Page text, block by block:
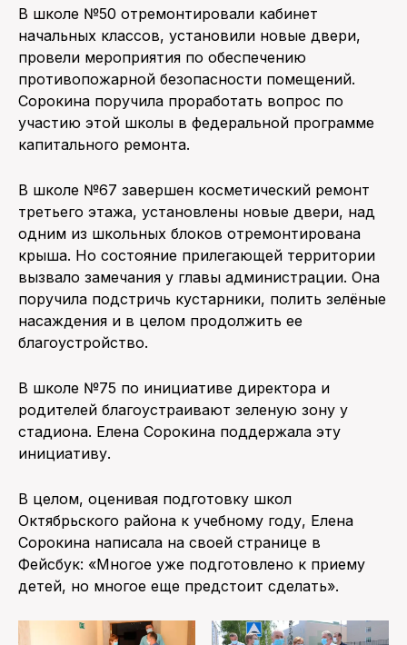
В школе №50 отремонтировали кабинет
начальных классов, установили новые двери,
провели мероприятия по обеспечению
противопожарной безопасности помещений.
Сорокина поручила проработать вопрос по
участию этой школы в федеральной программе
капитального ремонта.
В школе №67 завершен косметический ремонт
третьего этажа, установлены новые двери, над
одним из школьных блоков отремонтирована
крыша. Но состояние прилегающей территории
вызвало замечания у главы администрации. Она
поручила подстричь кустарники, полить зелёные
насаждения и в целом продолжить ее
благоустройство.
В школе №75 по инициативе директора и
родителей благоустраивают зеленую зону у
стадиона. Елена Сорокина поддержала эту
инициативу.
В целом, оценивая подготовку школ
Октябрьского района к учебному году, Елена
Сорокина написала на своей странице в
Фейсбук: «Многое уже подготовлено к приему
детей, но многое еще предстоит сделать».